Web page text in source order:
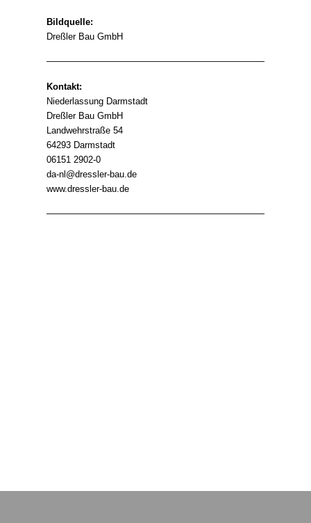
Bildquelle:
Dreßler Bau GmbH
Kontakt:
Niederlassung Darmstadt
Dreßler Bau GmbH
Landwehrstraße 54
64293 Darmstadt
06151 2902-0
da-nl@dressler-bau.de
www.dressler-bau.de